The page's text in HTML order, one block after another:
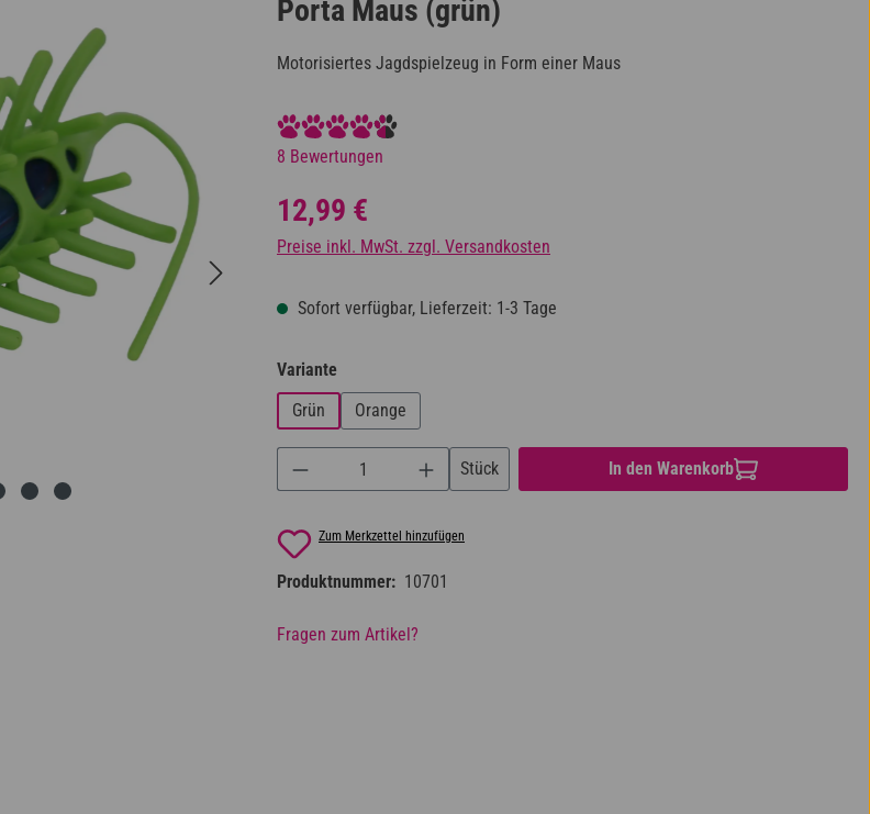
Porta Maus (grün)
Motorisiertes Jagdspielzeug in Form einer Maus
Durchschnittliche Bewertung von 4.75 von 5 Sternen
8 Bewertungen
Regulärer Preis:
12,99 €
Preise inkl. MwSt. zzgl. Versandkosten
Sofort verfügbar, Lieferzeit: 1-3 Tage
Variante
Grün
Orange
Produkt Anzahl: Gib den gewünschten Wert ein oder
Stück In den Warenkorb
Zum Merkzettel hinzufügen
Produktnummer: 10701
Fragen zum Artikel?